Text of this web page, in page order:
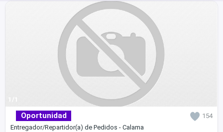
1/1
Oportunidad
154
Entregador/Repartidor(a) de Pedidos - Calama